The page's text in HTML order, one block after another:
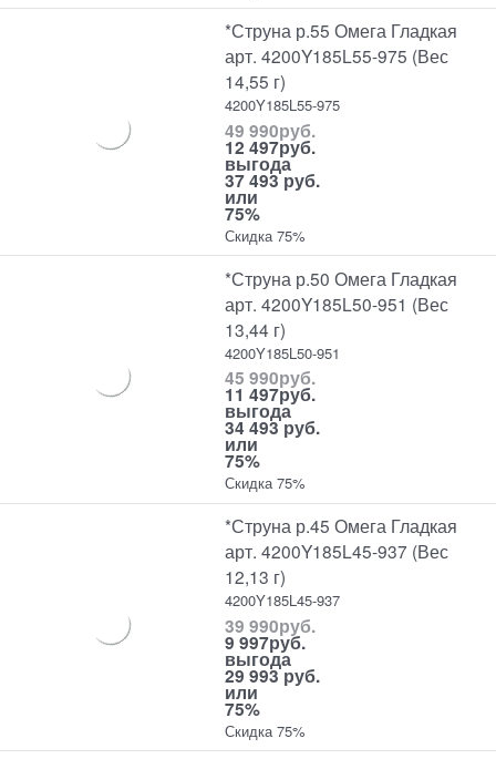
*Струна р.55 Омега Гладкая
арт. 4200Y185L55-975 (Вес
14,55 г)
4200Y185L55-975
49 990руб.
12 497руб.
выгода
37 493 руб.
или
75%
Скидка 75%
*Струна р.50 Омега Гладкая
арт. 4200Y185L50-951 (Вес
13,44 г)
4200Y185L50-951
45 990руб.
11 497руб.
выгода
34 493 руб.
или
75%
Скидка 75%
*Струна р.45 Омега Гладкая
арт. 4200Y185L45-937 (Вес
12,13 г)
4200Y185L45-937
39 990руб.
9 997руб.
выгода
29 993 руб.
или
75%
Скидка 75%